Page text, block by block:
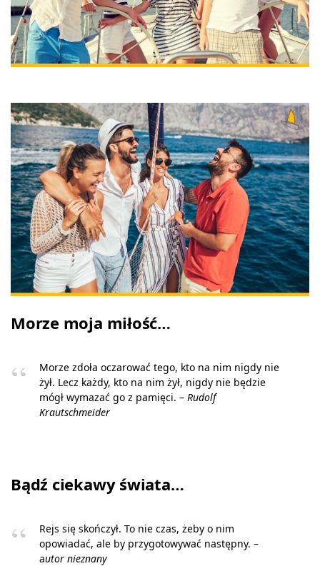
Morze moja miłość…
Morze zdoła oczarować tego, kto na nim nigdy nie
żył. Lecz każdy, kto na nim żył, nigdy nie będzie
mógł wymazać go z pamięci. – Rudolf
Krautschmeider
Bądź ciekawy świata…
Rejs się skończył. To nie czas, żeby o nim
opowiadać, ale by przygotowywać następny. –
autor nieznany